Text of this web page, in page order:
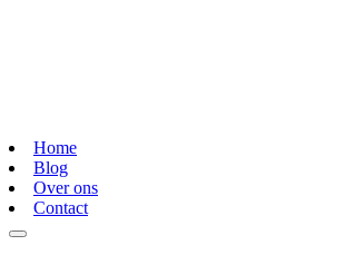
Home
Blog
Over ons
Contact